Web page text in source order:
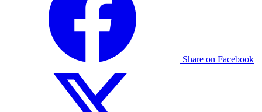
Share on Facebook